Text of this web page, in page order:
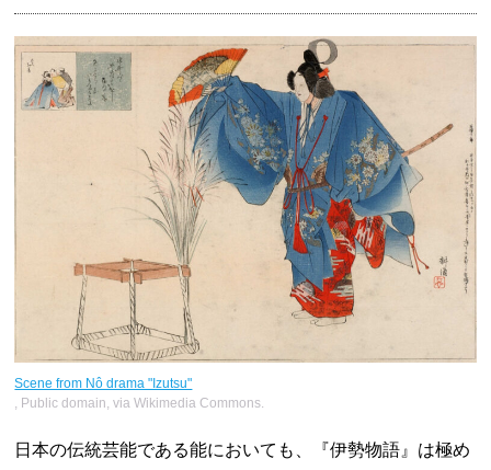
Scene from Nô drama "Izutsu"
, Public domain, via Wikimedia Commons.
日本の伝統芸能である能においても、『伊勢物語』は極め